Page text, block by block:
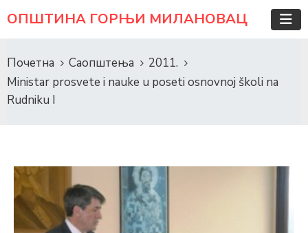
ОПШТИНА ГОРЊИ МИЛАНОВАЦ
Почетна Саопштења
2011.
Ministar prosvete i nauke u poseti osnovnoj školi na
Rudniku I